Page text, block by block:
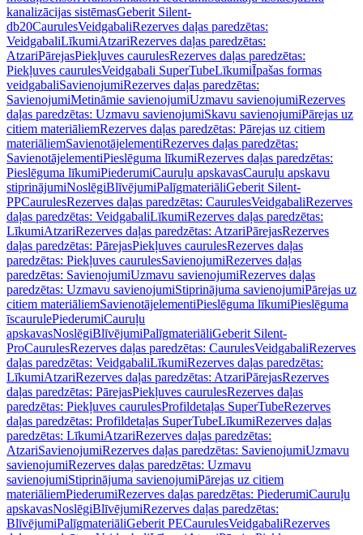
kanalizācijas sistēmasGeberit Silent-
db20CaurulesVeidgabaliRezerves daļas paredzētas:
VeidgabaliLīkumiAtzariRezerves daļas paredzētas:
AtzariPārejasPiekļuves caurulesRezerves daļas paredzētas:
Piekļuves caurulesVeidgabali SuperTubeLīkumiĪpašas formas
veidgabaliSavienojumiRezerves daļas paredzētas:
SavienojumiMetināmie savienojumiUzmavu savienojumiRezerves
daļas paredzētas: Uzmavu savienojumiSkavu savienojumiPārejas uz
citiem materiāliemRezerves daļas paredzētas: Pārejas uz citiem
materiāliemSavienotājelementiRezerves daļas paredzētas:
SavienotājelementiPieslēguma līkumiRezerves daļas paredzētas:
Pieslēguma līkumiPiederumiCauruļu apskavasCauruļu apskavu
stiprinājumiNoslēgiBlīvējumiPalīgmateriāliGeberit Silent-
PPCaurulesRezerves daļas paredzētas: CaurulesVeidgabaliRezerves
daļas paredzētas: VeidgabaliLīkumiRezerves daļas paredzētas:
LīkumiAtzariRezerves daļas paredzētas: AtzariPārejasRezerves
daļas paredzētas: PārejasPiekļuves caurulesRezerves daļas
paredzētas: Piekļuves caurulesSavienojumiRezerves daļas
paredzētas: SavienojumiUzmavu savienojumiRezerves daļas
paredzētas: Uzmavu savienojumiStiprinājuma savienojumiPārejas uz
citiem materiāliemSavienotājelementiPieslēguma līkumiPieslēguma
īscaurulePiederumiCauruļu
apskavasNoslēgiBlīvējumiPalīgmateriāliGeberit Silent-
ProCaurulesRezerves daļas paredzētas: CaurulesVeidgabaliRezerves
daļas paredzētas: VeidgabaliLīkumiRezerves daļas paredzētas:
LīkumiAtzariRezerves daļas paredzētas: AtzariPārejasRezerves
daļas paredzētas: PārejasPiekļuves caurulesRezerves daļas
paredzētas: Piekļuves caurulesProfildetaļas SuperTubeRezerves
daļas paredzētas: Profildetaļas SuperTubeLīkumiRezerves daļas
paredzētas: LīkumiAtzariRezerves daļas paredzētas:
AtzariSavienojumiRezerves daļas paredzētas: SavienojumiUzmavu
savienojumiRezerves daļas paredzētas: Uzmavu
savienojumiStiprinājuma savienojumiPārejas uz citiem
materiāliemPiederumiRezerves daļas paredzētas: PiederumiCauruļu
apskavasNoslēgiBlīvējumiRezerves daļas paredzētas:
BlīvējumiPalīgmateriāliGeberit PECaurulesVeidgabaliRezerves